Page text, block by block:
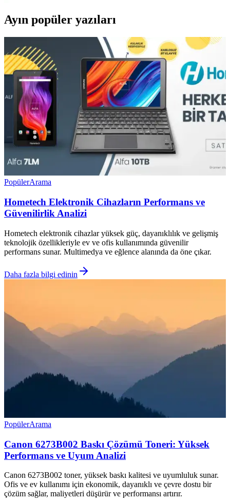
Ayın popüler yazıları
PopülerArama
Hometech Elektronik Cihazların Performans ve
Güvenilirlik Analizi
Hometech elektronik cihazlar yüksek güç, dayanıklılık ve gelişmiş
teknolojik özellikleriyle ev ve ofis kullanımında güvenilir
performans sunar. Multimedya ve eğlence alanında da öne çıkar.
Daha fazla bilgi edinin
PopülerArama
Canon 6273B002 Baskı Çözümü Toneri: Yüksek
Performans ve Uyum Analizi
Canon 6273B002 toner, yüksek baskı kalitesi ve uyumluluk sunar.
Ofis ve ev kullanımı için ekonomik, dayanıklı ve çevre dostu bir
çözüm sağlar, maliyetleri düşürür ve performansı artırır.